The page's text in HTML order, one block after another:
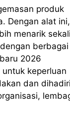
produk
Dengan alat ini,
menarik
dengan berbagai
2026
keperluan
dan dihadiri